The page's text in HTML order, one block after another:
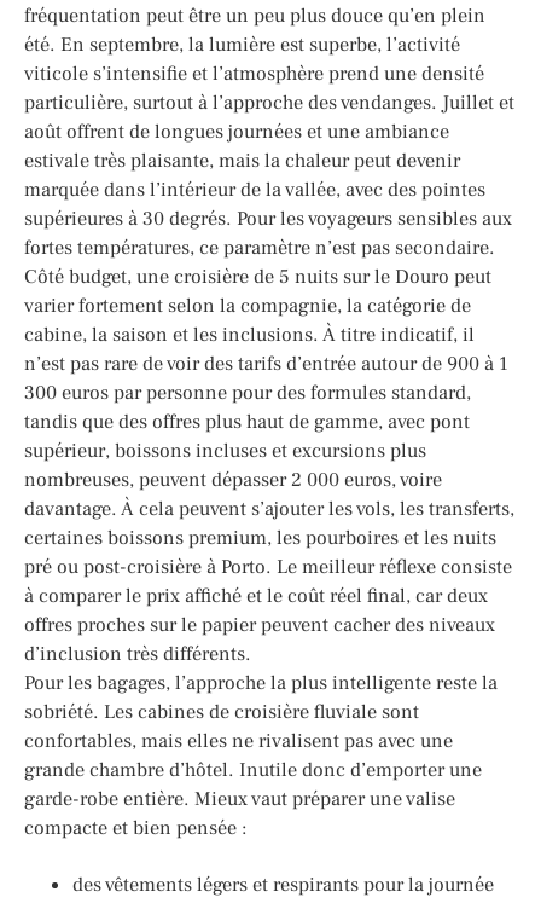
fréquentation peut être un peu plus douce qu’en plein
été. En septembre, la lumière est superbe, l’activité
viticole s’intensifie et l’atmosphère prend une densité
particulière, surtout à l’approche des vendanges. Juillet et
août offrent de longues journées et une ambiance
estivale très plaisante, mais la chaleur peut devenir
marquée dans l’intérieur de la vallée, avec des pointes
supérieures à 30 degrés. Pour les voyageurs sensibles aux
fortes températures, ce paramètre n’est pas secondaire.
Côté budget, une croisière de 5 nuits sur le Douro peut
varier fortement selon la compagnie, la catégorie de
cabine, la saison et les inclusions. À titre indicatif, il
n’est pas rare de voir des tarifs d’entrée autour de 900 à 1
300 euros par personne pour des formules standard,
tandis que des offres plus haut de gamme, avec pont
supérieur, boissons incluses et excursions plus
nombreuses, peuvent dépasser 2 000 euros, voire
davantage. À cela peuvent s’ajouter les vols, les transferts,
certaines boissons premium, les pourboires et les nuits
pré ou post-croisière à Porto. Le meilleur réflexe consiste
à comparer le prix affiché et le coût réel final, car deux
offres proches sur le papier peuvent cacher des niveaux
d’inclusion très différents.
Pour les bagages, l’approche la plus intelligente reste la
sobriété. Les cabines de croisière fluviale sont
confortables, mais elles ne rivalisent pas avec une
grande chambre d’hôtel. Inutile donc d’emporter une
garde-robe entière. Mieux vaut préparer une valise
compacte et bien pensée :
des vêtements légers et respirants pour la journée